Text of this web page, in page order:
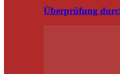
Überprüfung